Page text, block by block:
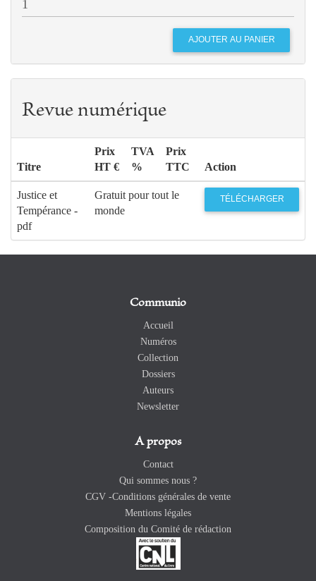
Revue numérique
Titre
Prix
HT €
TVA
%
Prix
TTC
Action
Justice et
Tempérance -
pdf
Gratuit pour tout le
monde
TÉLÉCHARGER
Communio
Accueil
Numéros
Collection
Dossiers
Auteurs
Newsletter
A propos
Contact
Qui sommes nous ?
CGV -Conditions générales de vente
Mentions légales
Composition du Comité de rédaction